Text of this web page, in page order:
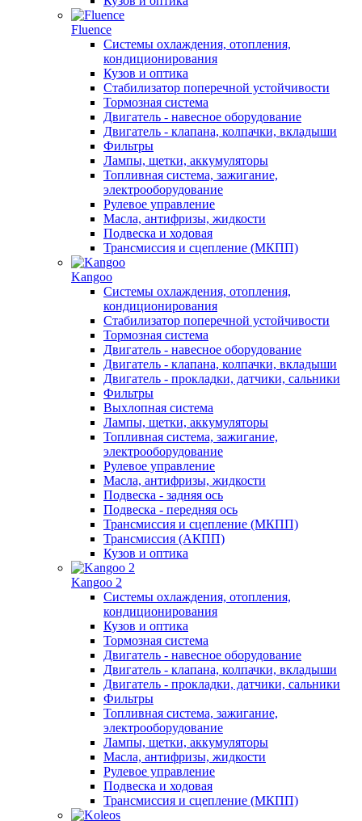
Fluence
Системы охлаждения, отопления,
кондиционирования
Кузов и оптика
Стабилизатор поперечной устойчивости
Тормозная система
Двигатель - навесное оборудование
Двигатель - клапана, колпачки, вкладыши
Фильтры
Лампы, щетки, аккумуляторы
Топливная система, зажигание,
электрооборудование
Рулевое управление
Масла, антифризы, жидкости
Подвеска и ходовая
Трансмиссия и сцепление (МКПП)
Kangoo
Системы охлаждения, отопления,
кондиционирования
Стабилизатор поперечной устойчивости
Тормозная система
Двигатель - навесное оборудование
Двигатель - клапана, колпачки, вкладыши
Двигатель - прокладки, датчики, сальники
Фильтры
Выхлопная система
Лампы, щетки, аккумуляторы
Топливная система, зажигание,
электрооборудование
Рулевое управление
Масла, антифризы, жидкости
Подвеска - задняя ось
Подвеска - передняя ось
Трансмиссия и сцепление (МКПП)
Трансмиссия (АКПП)
Кузов и оптика
Kangoo 2
Системы охлаждения, отопления,
кондиционирования
Кузов и оптика
Тормозная система
Двигатель - навесное оборудование
Двигатель - клапана, колпачки, вкладыши
Двигатель - прокладки, датчики, сальники
Фильтры
Топливная система, зажигание,
электрооборудование
Лампы, щетки, аккумуляторы
Масла, антифризы, жидкости
Рулевое управление
Подвеска и ходовая
Трансмиссия и сцепление (МКПП)